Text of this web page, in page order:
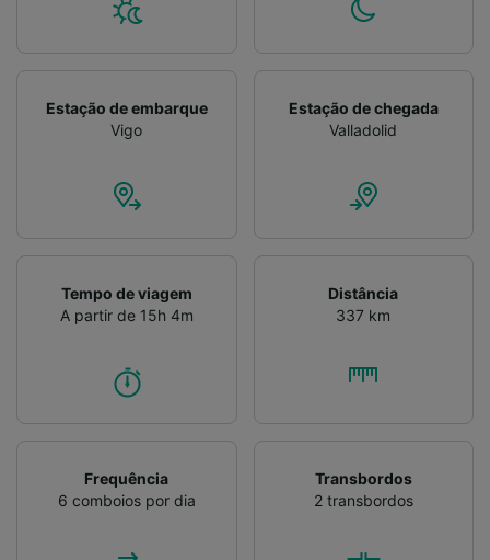
Estação de embarque
Vigo
Estação de chegada
Valladolid
Tempo de viagem
A partir de 15h 4m
Distância
337 km
Frequência
6 comboios por dia
Transbordos
2 transbordos